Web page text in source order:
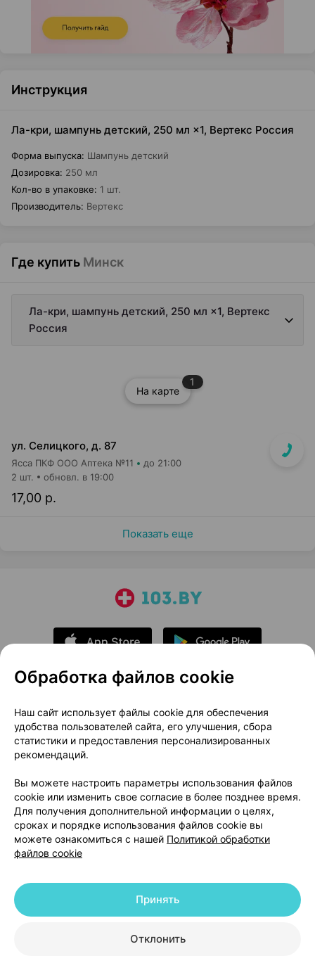
Инструкция
Ла-кри, шампунь детский, 250 мл ×1, Вертекс Россия
Форма выпуска: Шампунь детский
Дозировка: 250 мл
Кол-во в упаковке: 1 шт.
Производитель: Вертекс
Где купить Минск
Ла-кри, шампунь детский, 250 мл ×1, Вертекс
Россия
На карте
1
ул. Селицкого, д. 87
Ясса ПКФ ООО Аптека №11 до 21:00
17,00 р.
2 шт. обновл. в 19:00
Показать еще
О проекте
Новости проекта
Размещение рекламы
Медицинский маркетинг
Публичный договор
Доставка
Способы оплаты
Вакансии
Партнеры
Написать руководителю 103.by
Написать в поддержку
Персональные настройки Cookie
© 2026 ООО «Артокс Лаб», УНП 191700409 | 220012, Республика Беларусь,
+375 291212755
Обработка файлов cookie
Наш сайт использует файлы cookie для обеспечения
удобства пользователей сайта, его улучшения, сбора
статистики и предоставления персонализированных
рекомендаций.
Вы можете настроить параметры использования файлов
cookie или изменить свое согласие в более позднее время.
Для получения дополнительной информации о целях,
сроках и порядке использования файлов cookie вы
можете ознакомиться с нашей Политикой обработки
файлов cookie
Отклонить
Принять